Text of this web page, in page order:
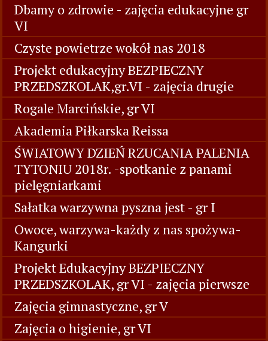
Dbamy o zdrowie - zajęcia edukacyjne gr
VI
Czyste powietrze wokół nas 2018
Projekt edukacyjny BEZPIECZNY
PRZEDSZKOLAK,gr.VI - zajęcia drugie
Rogale Marcińskie, gr VI
Akademia Piłkarska Reissa
ŚWIATOWY DZIEŃ RZUCANIA PALENIA
TYTONIU 2018r. -spotkanie z panami
pielęgniarkami
Sałatka warzywna pyszna jest - gr I
Owoce, warzywa-każdy z nas spożywa-
Kangurki
Projekt Edukacyjny BEZPIECZNY
PRZEDSZKOLAK, gr VI - zajęcia pierwsze
Zajęcia gimnastyczne, gr V
Zajęcia o higienie, gr VI